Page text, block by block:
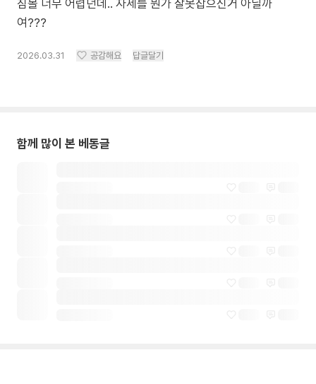
짐볼 너무 어렵던데.. 자세를 뭔가 잘못잡으신거 아닐까
여???
2026.03.31 공감해요 답글달기
함께 많이 본 베동글